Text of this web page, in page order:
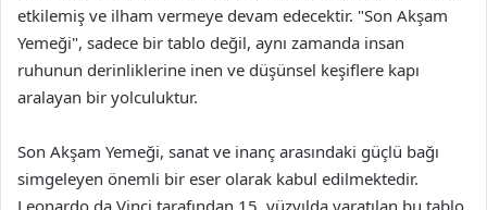
etkilemiş ve ilham vermeye devam edecektir. "Son Akşam
Yemeği", sadece bir tablo değil, aynı zamanda insan
ruhunun derinliklerine inen ve düşünsel keşiflere kapı
aralayan bir yolculuktur.
Son Akşam Yemeği, sanat ve inanç arasındaki güçlü bağı
simgeleyen önemli bir eser olarak kabul edilmektedir.
Leonardo da Vinci tarafından 15. yüzyılda yaratılan bu tablo,